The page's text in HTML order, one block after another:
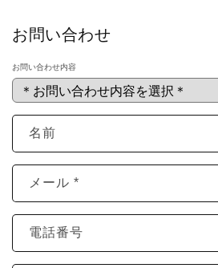
お問い合わせ
お問い合わせ内容
名前
メール *
電話番号